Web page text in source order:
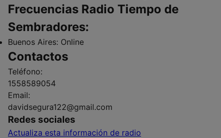
Frecuencias Radio Tiempo de
Sembradores:
Buenos Aires: Online
Contactos
Teléfono:
1558589054
Email:
davidsegura122@gmail.com
Redes sociales
Actualiza esta información de radio